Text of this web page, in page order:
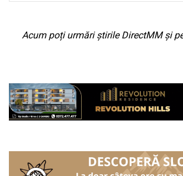
Acum poți urmări știrile DirectMM și